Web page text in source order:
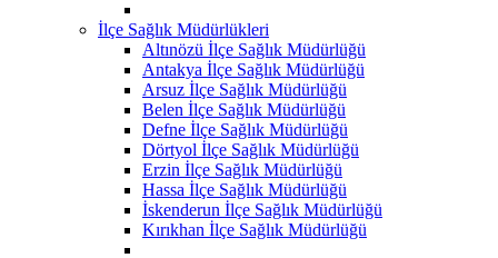
İlçe Sağlık Müdürlükleri
Altınözü İlçe Sağlık Müdürlüğü
Antakya İlçe Sağlık Müdürlüğü
Arsuz İlçe Sağlık Müdürlüğü
Belen İlçe Sağlık Müdürlüğü
Defne İlçe Sağlık Müdürlüğü
Dörtyol İlçe Sağlık Müdürlüğü
Erzin İlçe Sağlık Müdürlüğü
Hassa İlçe Sağlık Müdürlüğü
İskenderun İlçe Sağlık Müdürlüğü
Kırıkhan İlçe Sağlık Müdürlüğü